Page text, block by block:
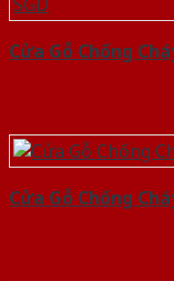
Cửa Gỗ Chống
Cửa Gỗ Chống